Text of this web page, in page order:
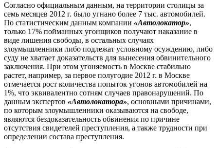
Согласно официальным данным, на территории столицы за
семь месяцев 2012 г. было угнано более 7 тыс. автомобилей.
По статистическим данным компании «Автолокатор»,
только 17% пойманных угонщиков получают наказание в
виде лишения свободы, в остальных случаях
злоумышленники либо подлежат условному осуждению, либо
суду не хватает доказательств для вынесения обвинительного
заключения. При этом угоняемость в Москве стабильно
растет, например, за первое полугодие 2012 г. в Москве
отмечается рост количества попыток угонов автомобилей на
1%, что эквивалентно сотням случаев правонарушений. По
данным экспертов «Автолокатора», основными причинами,
по которым злоумышленники оказываются на свободе,
являются бездоказательность обвинения по причине
отсутствия свидетелей преступления, а также трудности при
определении состава преступления.